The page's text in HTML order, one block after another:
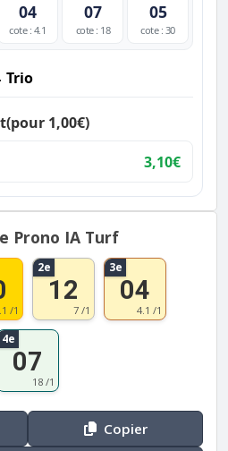
04
cote : 4.1
07
cote : 18
05
cote : 30
Trio
(pour 1,00€)
3,10€
Prono IA Turf
/1
2e
12
7 /1
3e
04
4.1 /1
4e
07
18 /1
Copier